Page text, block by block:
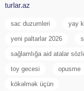
turlar.az
sac duzumleri yay
yeni paltarlar 2026
sağlamlığa aid atalar
toy gecesi opusme
kökəlmək üçün